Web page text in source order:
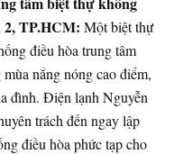
2, TP.HCM: Một biệt thự
điều hòa trung tâm
nắng nóng cao điểm,
đình. Điện lạnh Nguyễn
trách đến ngay lập
điều hòa phức tạp cho